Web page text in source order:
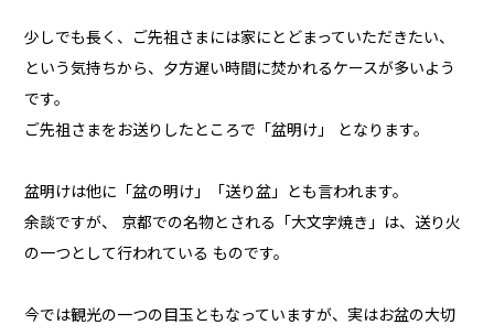
少しでも長く、ご先祖さまには家にとどまっていただきたい、
という気持ちから、夕方遅い時間に焚かれるケースが多いよう
です。
ご先祖さまをお送りしたところで「盆明け」 となります。
盆明けは他に「盆の明け」「送り盆」とも言われます。
余談ですが、 京都での名物とされる「大文字焼き」は、送り火
の一つとして行われている ものです。
今では観光の一つの目玉ともなっていますが、実はお盆の大切